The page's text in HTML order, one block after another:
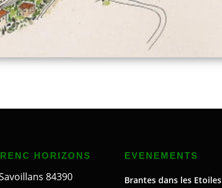
HORIZONS
84390
EVENEMENTS
Brantes dans les Etoiles